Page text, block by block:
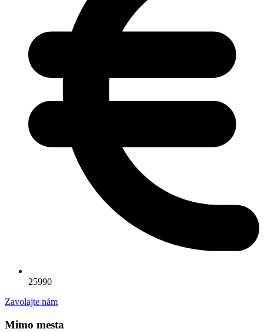
25990
Zavolajte nám
Mimo mesta